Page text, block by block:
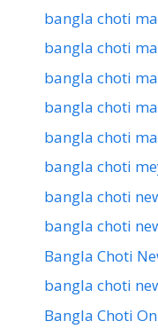
bangla choti
bangla choti
bangla choti
bangla choti
bangla choti
bangla choti
bangla choti
bangla choti
Bangla Choti
bangla choti
Bangla Choti